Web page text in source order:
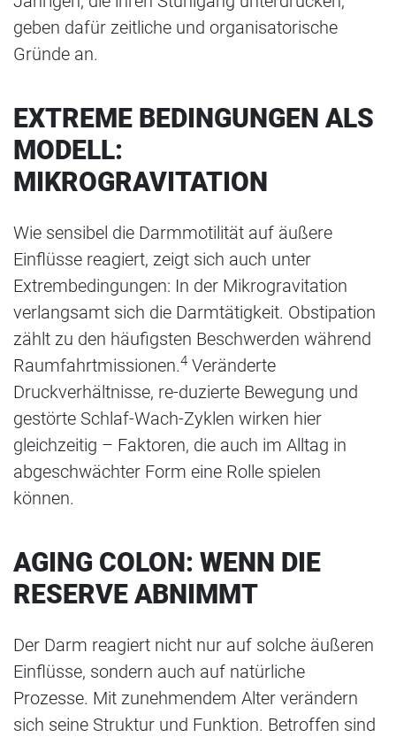
geben dafür zeitliche und organisatorische
Gründe an.
EXTREME BEDINGUNGEN ALS
MODELL:
MIKROGRAVITATION
Wie sensibel die Darmmotilität auf äußere
Einflüsse reagiert, zeigt sich auch unter
Extrembedingungen: In der Mikrogravitation
verlangsamt sich die Darmtätigkeit. Obstipation
zählt zu den häufigsten Beschwerden während
Raumfahrtmissionen.4 Veränderte
Druckverhältnisse, re-duzierte Bewegung und
gestörte Schlaf-Wach-Zyklen wirken hier
gleichzeitig – Faktoren, die auch im Alltag in
abgeschwächter Form eine Rolle spielen
können.
AGING COLON: WENN DIE
RESERVE ABNIMMT
Der Darm reagiert nicht nur auf solche äußeren
Einflüsse, sondern auch auf natürliche
Prozesse. Mit zunehmendem Alter verändern
sich seine Struktur und Funktion. Betroffen sind